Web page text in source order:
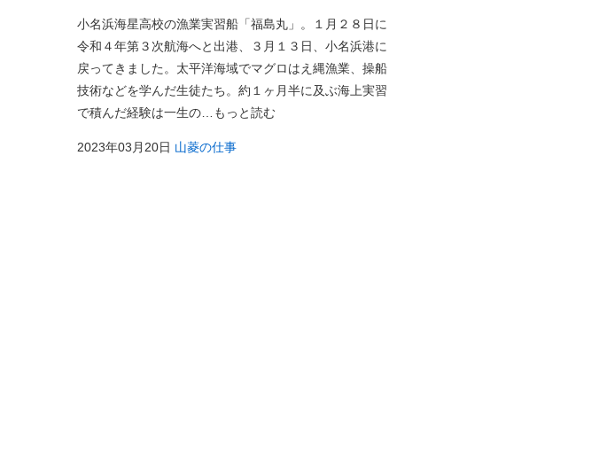
小名浜海星高校の漁業実習船「福島丸」。１月２８日に
令和４年第３次航海へと出港、３月１３日、小名浜港に
戻ってきました。太平洋海域でマグロはえ縄漁業、操船
技術などを学んだ生徒たち。約１ヶ月半に及ぶ海上実習
で積んだ経験は一生の…もっと読む
2023年03月20日 山菱の仕事